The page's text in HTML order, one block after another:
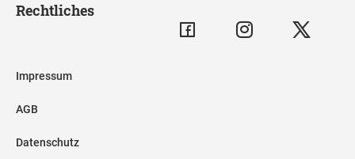
Rechtliches
Impressum
AGB
Datenschutz